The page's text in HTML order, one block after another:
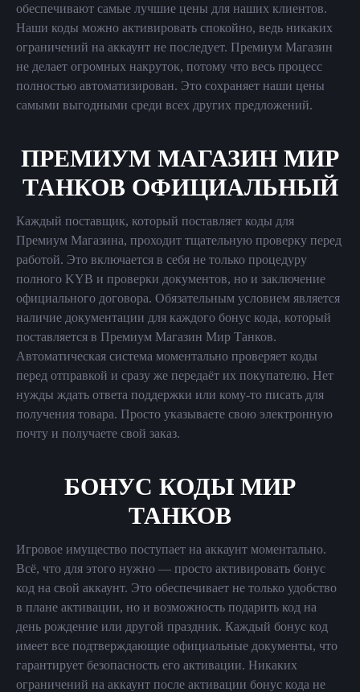
обеспечивают самые лучшие цены для наших клиентов.
Наши коды можно активировать спокойно, ведь никаких
ограничений на аккаунт не последует. Премиум Магазин
не делает огромных накруток, потому что весь процесс
полностью автоматизирован. Это сохраняет наши цены
самыми выгодными среди всех других предложений.
ПРЕМИУМ МАГАЗИН МИР
ТАНКОВ ОФИЦИАЛЬНЫЙ
Каждый поставщик, который поставляет коды для
Премиум Магазина, проходит тщательную проверку перед
работой. Это включается в себя не только процедуру
полного KYB и проверки документов, но и заключение
официального договора. Обязательным условием является
наличие документации для каждого бонус кода, который
поставляется в Премиум Магазин Мир Танков.
Автоматическая система моментально проверяет коды
перед отправкой и сразу же передаёт их покупателю. Нет
нужды ждать ответа поддержки или кому-то писать для
получения товара. Просто указываете свою электронную
почту и получаете свой заказ.
БОНУС КОДЫ МИР
ТАНКОВ
Игровое имущество поступает на аккаунт моментально.
Всё, что для этого нужно — просто активировать бонус
код на свой аккаунт. Это обеспечивает не только удобство
в плане активации, но и возможность подарить код на
день рождение или другой праздник. Каждый бонус код
имеет все подтверждающие официальные документы, что
гарантирует безопасность его активации. Никаких
ограничений на аккаунт после активации бонус кода не